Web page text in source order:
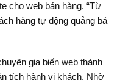
cho web bán hàng. “Từ
hàng tự động quảng bá
gia biến web thành
tích hành vi khách. Nhờ